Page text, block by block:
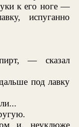
к его ноге —
испуганно
— сказал
под лавку
и, неуклюже